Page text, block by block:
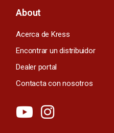
About
Acerca de Kress
Encontrar un distribuidor
Dealer portal
Contacta con nosotros